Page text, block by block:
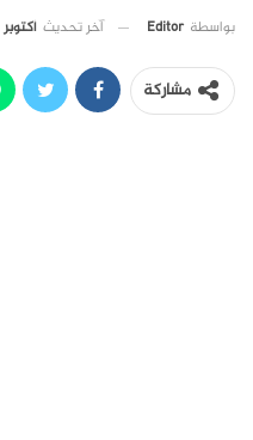
بواسطة Editor آخر تحديث أكتوبر 1, 2025
مشاركة